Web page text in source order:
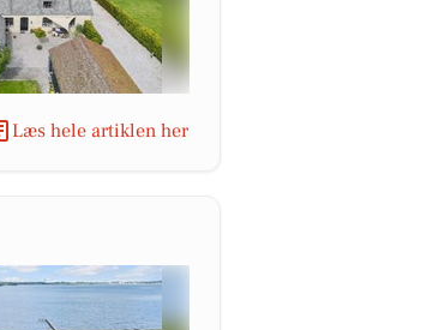
Læs hele artiklen her